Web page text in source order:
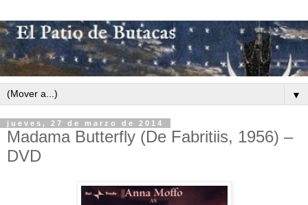
▼
jueves, 27 de marzo de 2014
Madama Butterfly (De Fabritiis, 1956) –
DVD